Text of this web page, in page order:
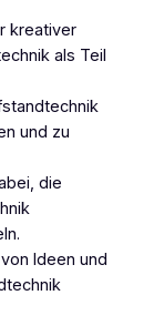
kreativer
als Teil
und zu
die
Ideen und